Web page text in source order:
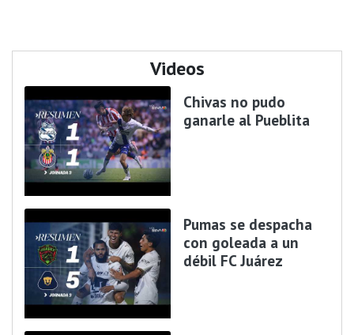
Videos
Chivas no pudo
ganarle al Pueblita
Pumas se despacha
con goleada a un
débil FC Juárez